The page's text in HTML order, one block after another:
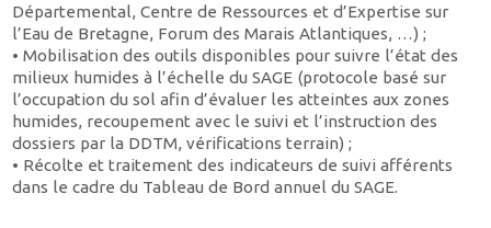
Départemental, Centre de Ressources et d’Expertise sur
l’Eau de Bretagne, Forum des Marais Atlantiques, …) ;
• Mobilisation des outils disponibles pour suivre l’état des
milieux humides à l’échelle du SAGE (protocole basé sur
l’occupation du sol afin d’évaluer les atteintes aux zones
humides, recoupement avec le suivi et l’instruction des
dossiers par la DDTM, vérifications terrain) ;
• Récolte et traitement des indicateurs de suivi afférents
dans le cadre du Tableau de Bord annuel du SAGE.